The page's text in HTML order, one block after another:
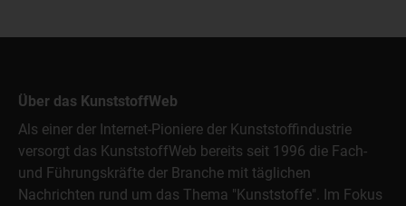
Über das KunststoffWeb
Als einer der Internet-Pioniere der Kunststoffindustrie
versorgt das KunststoffWeb bereits seit 1996 die Fach-
und Führungskräfte der Branche mit täglichen
Nachrichten rund um das Thema "Kunststoffe". Im Fokus